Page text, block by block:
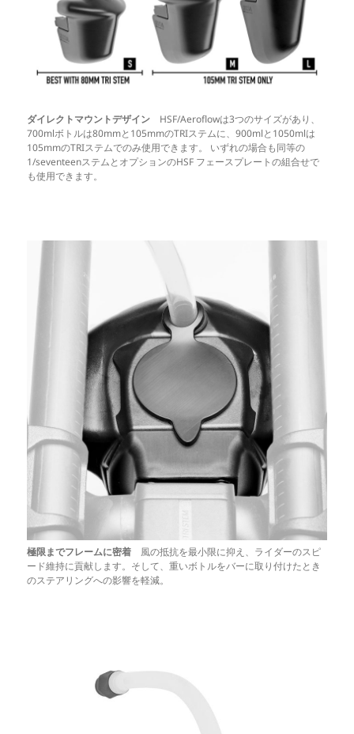
ダイレクトマウントデザイン HSF/Aeroflowは3つのサイズがあり、
700mlボトルは80mmと105mmのTRIステムに、900mlと1050mlは
105mmのTRIステムでのみ使用できます。 いずれの場合も同等の
1/seventeenステムとオプションのHSF フェースプレートの組合せで
も使用できます。
極限までフレームに密着 風の抵抗を最小限に抑え、ライダーのスピ
ード維持に貢献します。そして、重いボトルをバーに取り付けたとき
のステアリングへの影響を軽減。